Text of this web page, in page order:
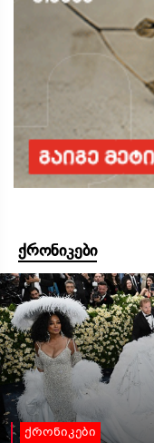
ქრონიკები
ქრონიკები